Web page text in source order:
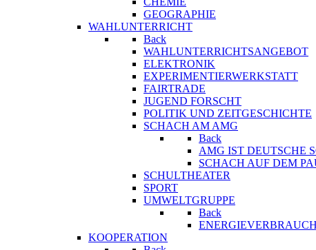
GEOGRAPHIE
WAHLUNTERRICHT
Back
WAHLUNTERRICHTSANGEBOT
ELEKTRONIK
EXPERIMENTIERWERKSTATT
FAIRTRADE
JUGEND FORSCHT
POLITIK UND ZEITGESCHICHTE
SCHACH AM AMG
Back
AMG IST DEUTSCHE
SCHACH AUF DEM
SCHULTHEATER
SPORT
UMWELTGRUPPE
Back
KOOPERATION